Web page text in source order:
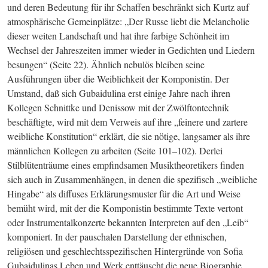
und deren Bedeutung für ihr Schaffen beschränkt sich Kurtz auf
atmosphärische Gemeinplätze: „Der Russe liebt die Melancholie
dieser weiten Landschaft und hat ihre farbige Schönheit im
Wechsel der Jahreszeiten immer wieder in Gedichten und Liedern
besungen“ (Seite 22). Ähnlich nebulös bleiben seine
Ausführungen über die Weiblichkeit der Komponistin. Der
Umstand, daß sich Gubaidulina erst einige Jahre nach ihren
Kollegen Schnittke und Denissow mit der Zwölftontechnik
beschäftigte, wird mit dem Verweis auf ihre „feinere und zartere
weibliche Konstitu­tion“ erklärt, die sie nötige, langsamer als ihre
männlichen Kollegen zu arbeiten (Seite 101–102). Derlei
Stilblütenträume eines empfindsamen Musiktheoretikers finden
sich auch in Zusammenhängen, in denen die spezifisch „weibliche
Hingabe“ als diffuses Erklärungsmuster für die Art und Weise
bemüht wird, mit der die Komponistin bestimmte Texte vertont
oder Instrumentalkonzerte bekannten Interpreten auf den „Leib“
komponiert. In der pauschalen Darstellung der ethnischen,
religiösen und geschlechtsspezifischen Hintergründe von Sofia
Gubaidulinas Leben und Werk enttäuscht die neue Biographie.